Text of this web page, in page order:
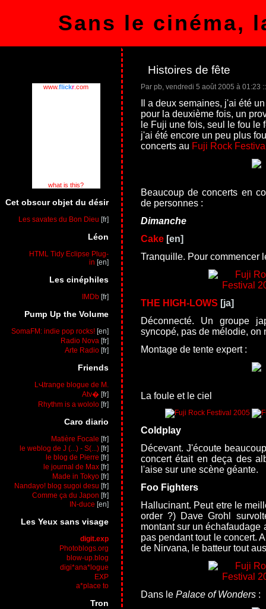
Sans le cinéma,
Histoires de fête
Par pb, vendredi 5 août 2005 à 01:23 ::
Il a deux semaines, j'ai été
pour la deuxième fois, un
le Fuji une fois, seul le fou le
j'ai été encore un peu plus
concerts au Fuji Rock
Beaucoup de concerts en
de personnes :
Dimanche
Cake
Tranquille. Pour commencer
THE HIGH-LOWS
Déconnecté. Un groupe
syncopé, pas de mélodie, on
Montage de tente expert :
La foule et le ciel
Coldplay
Décevant. J'écoute
concert était en deça des
l'aise sur une scène géante.
Foo Fighters
Hallucinant. Peut etre le
order ?) Dave Grohl
montant sur un
pas pendant tout le concert.
de Nirvana, le batteur tout
Dans le Palace of Wonders:
www.flickr.com
what is this?
Cet obscur objet du désir
Les savates du Bon Dieu
Léon
HTML Tidy Eclipse Plug-
in
Les cinéphiles
IMDb
Pump Up the Volume
SomaFM: indie pop rocks!
Radio Nova
Arte Radio
Friends
LՎtrange blogue de M.
Atv�
Rhythm is a wololo
Caro diario
Matière Focale
le weblog de J (...) - S(...)
le blog de Pierre
le journal de Max
Made in Tokyo
Nandayo! blog sugoi desu
Comme ça du Japon
IN-duce
Les Yeux sans visage
digit.exp
Photoblogs.org
blow-up.blog
digi*ana*logue
EXP
a*place to
Tron